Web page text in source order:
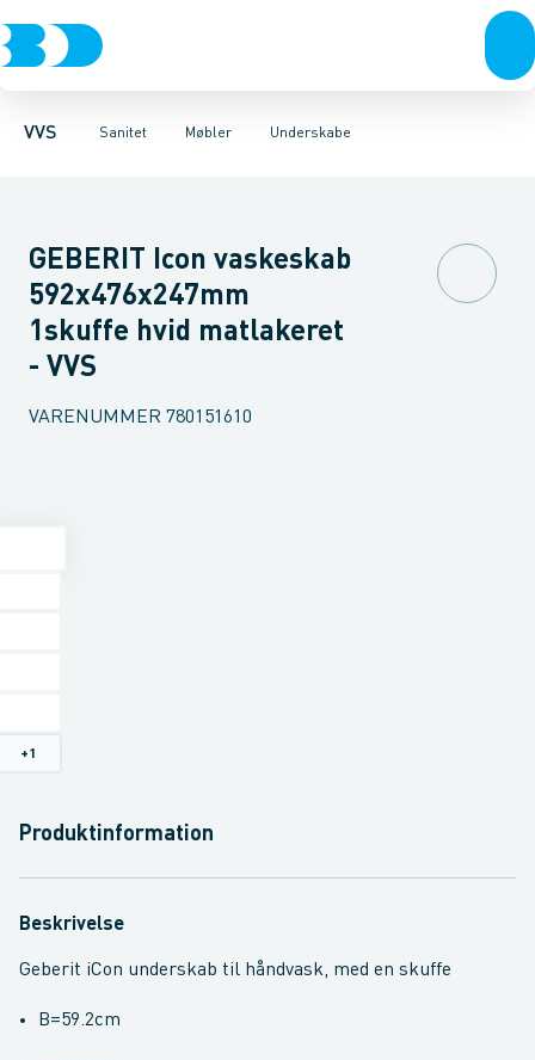
VVS Sanitet
Rør & fittingsPressfittings & rørKuglehaner & ventiler
Møbler
Toiletter, sæder og cisterner VaskeArmaturer
Underskabe
Møbelsæt & pakkerUnderskabeHøjskabe
GEBERIT Icon vaskeskab
592x476x247mm
1skuffe hvid matlakeret
- VVS
VARENUMMER 780151610
+1
Produktinformation
Beskrivelse
Geberit iCon underskab til håndvask, med en skuffe
B=59.2cm